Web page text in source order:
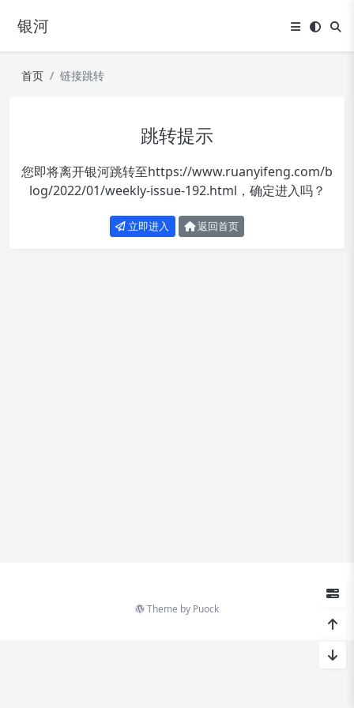
银河
首页 链接跳转
跳转提示
您即将离开银河跳转至https://www.ruanyifeng.com/b
log/2022/01/weekly-issue-192.html ，确定进入吗？
立即进入 返回首页
Theme by Puock